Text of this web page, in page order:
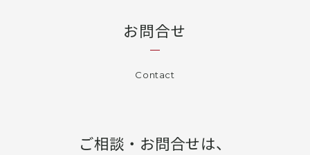
お問合せ
Contact
ご相談・お問合せは、